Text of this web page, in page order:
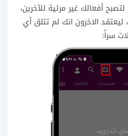
أفعالك غير مرئية للآخرين،
الاخرون انك لم تتلق أي
سراً: